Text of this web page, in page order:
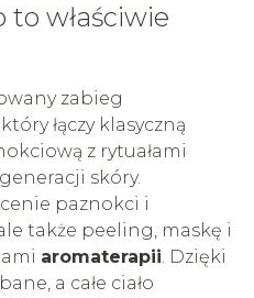
to właściwie
zabieg
łączy klasyczną
z rytuałami
skóry.
paznokci i
także peeling, maskę i
aromaterapii. Dzięki
a całe ciało